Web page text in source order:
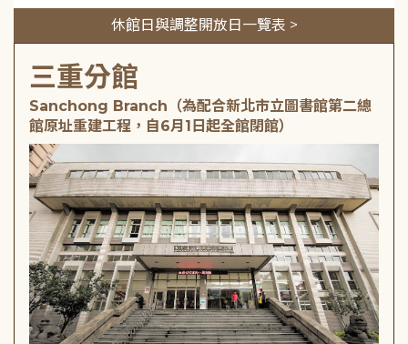
休館日與調整開放日一覽表 >
三重分館
Sanchong Branch（為配合新北市立圖書館第二總
館原址重建工程，自6月1日起全館閉館）